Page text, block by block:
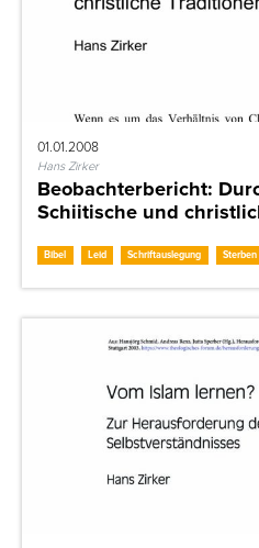
01.01.2008
Hans Zirker
Beobachterbericht:
Schiitische und
Bibel Leid Schriftauslegung Sterben